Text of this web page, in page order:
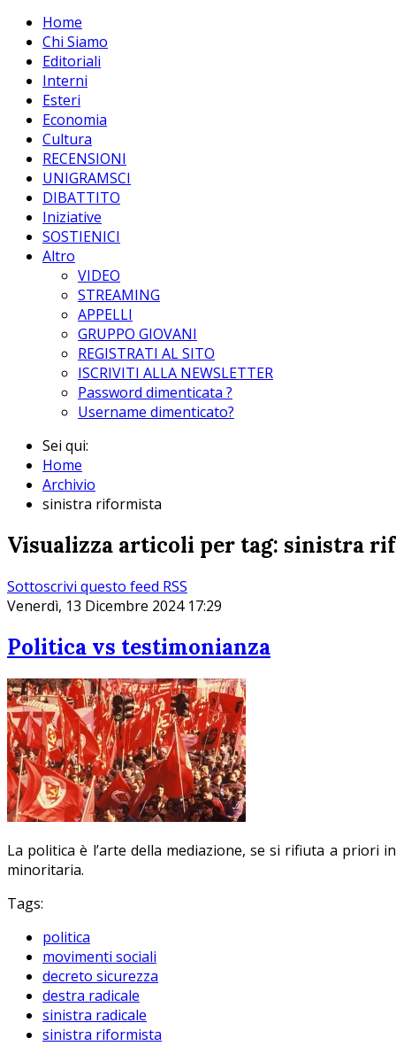
Home
Chi Siamo
Editoriali
Interni
Esteri
Economia
Cultura
RECENSIONI
UNIGRAMSCI
DIBATTITO
Iniziative
SOSTIENICI
Altro
VIDEO
STREAMING
APPELLI
GRUPPO GIOVANI
REGISTRATI AL SITO
ISCRIVITI ALLA NEWSLETTER
Password dimenticata ?
Username dimenticato?
Sei qui:
Home
Archivio
sinistra riformista
Visualizza articoli per tag: sinistra
Sottoscrivi questo feed RSS
Venerdì, 13 Dicembre 2024 17:29
Politica vs testimonianza
La politica è l’arte della mediazione, se si rifiuta a
minoritaria.
Tags:
politica
movimenti sociali
decreto sicurezza
destra radicale
sinistra radicale
sinistra riformista